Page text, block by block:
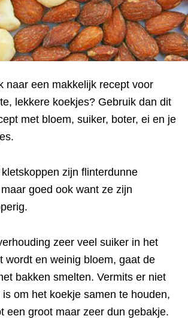
naar een makkelijk recept voor
lekkere koekjes? Gebruik dan dit
met bloem, suiker, boter, ei en je
zijn flinterdunne
goed ook want ze zijn
zeer veel suiker in het
wordt en weinig bloem, gaat de
bakken smelten. Vermits er niet
om het koekje samen te houden,
een groot maar zeer dun gebakje.